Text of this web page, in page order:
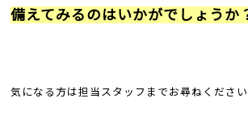
備えてみるのはいかがでしょうか
気になる方は担当スタッフまでお尋ねくださ